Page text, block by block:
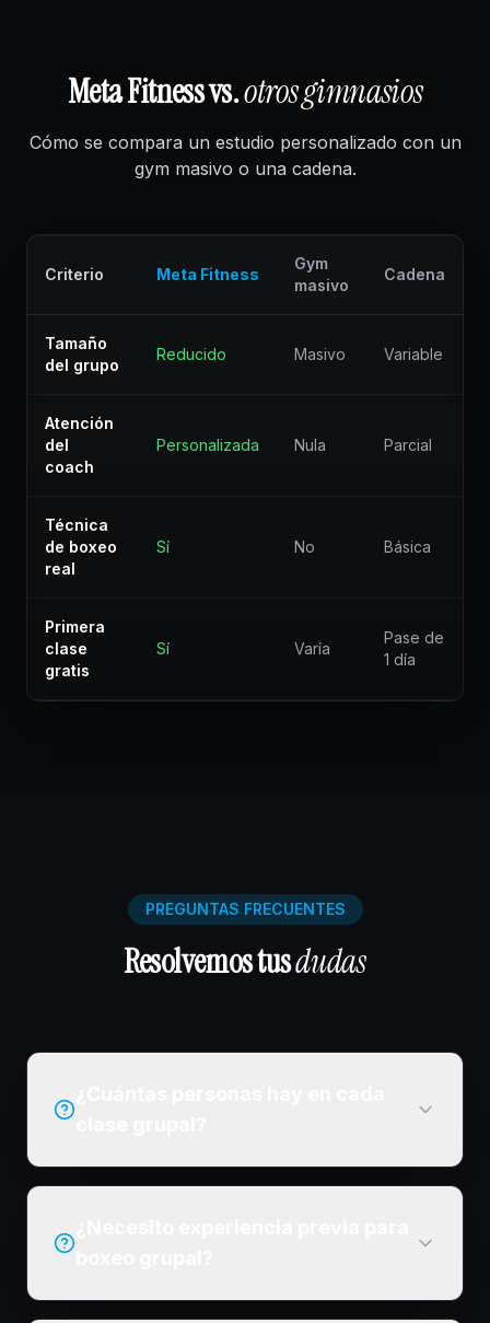
Meta Fitness vs.otros gimnasios
Cómo se compara un estudio personalizado con un
gym masivo o una cadena.
Criterio Meta Fitness
Gym
masivo
Cadena
Tamaño
del grupo
Reducido Masivo Variable
Atención
del
coach
Personalizada Nula Parcial
Técnica
de boxeo
real
Sí No Básica
Primera
clase
gratis
Sí Varía
Pase de
1 día
PREGUNTAS FRECUENTES
Resolvemos tusdudas